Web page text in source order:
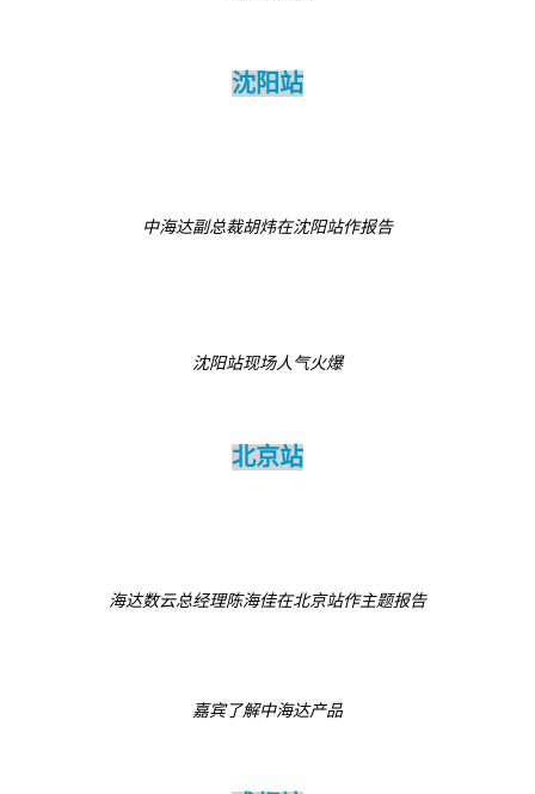
沈阳站
中海达副总裁胡炜在沈阳站作报告
沈阳站现场人气火爆
北京站
海达数云总经理陈海佳在北京站作主题报告
嘉宾了解中海达产品